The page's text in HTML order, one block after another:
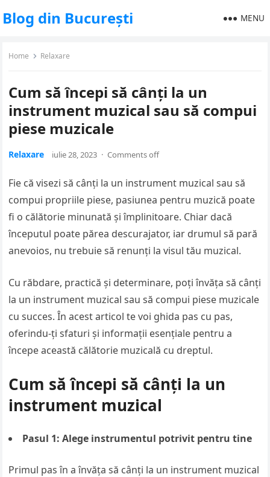
Blog din București MENU
Home Relaxare
Cum să începi să cânți la un
instrument muzical sau să compui
piese muzicale
Relaxare iulie 28, 2023 · Comments off
Fie că visezi să cânți la un instrument muzical sau să
compui propriile piese, pasiunea pentru muzică poate
fi o călătorie minunată și împlinitoare. Chiar dacă
începutul poate părea descurajator, iar drumul să pară
anevoios, nu trebuie să renunți la visul tău muzical.
Cu răbdare, practică și determinare, poți învăța să cânți
la un instrument muzical sau să compui piese muzicale
cu succes. În acest articol te voi ghida pas cu pas,
oferindu-ți sfaturi și informații esențiale pentru a
începe această călătorie muzicală cu dreptul.
Cum să începi să cânți la un
instrument muzical
Pasul 1: Alege instrumentul potrivit pentru tine
Primul pas în a învăța să cânți la un instrument muzical